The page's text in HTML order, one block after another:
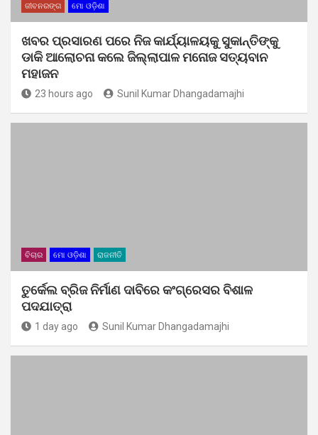
ଜୀବନରଙ୍ଗ ମୋ ଓଡ଼ିଶା
ଖବର ପ୍ରସାରଣ ପରେ ନିଜ କାର୍ଯ୍ୟାଳୟକୁ ସୁକାନ୍ତିଙ୍କୁ
ଡାକି ଆଲୋଚନା କଲେ ଜିଲ୍ଲାପାଳ ମନୋଜ ସତ୍ୟବାନ
ମହାଜନ
23 hours ago Sunil Kumar Dhangadamajhi
ବିଚାର ମୋ ଓଡ଼ିଶା ରାଜନୀତି
ତୁର୍କେଲ ବ୍ରିଜ ନିର୍ମାଣ ଦାବିରେ କଂଗ୍ରେସର ବିଶାଳ
ପଦଯାତ୍ରା
1 day ago Sunil Kumar Dhangadamajhi